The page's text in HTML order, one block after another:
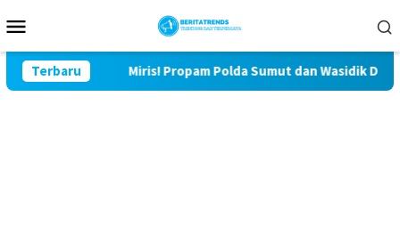
ke
Mobile
Terbaru Miris! Propam Polda Sumut dan Wasidik